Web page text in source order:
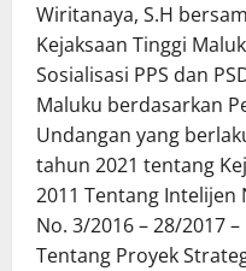
Wiritanaya, S.H
Kejaksaan Tinggi
Sosialisasi PPS dan
Maluku berdasarkan
Undangan yang
tahun 2021 tentang
2011 Tentang Intelijen
No. 3/2016 – 28/2017
Tentang Proyek